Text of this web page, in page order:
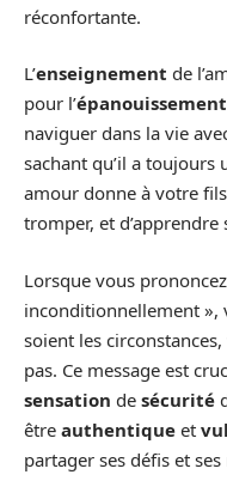
réconfortante.
L’enseignement de
pour l’épanouissement
naviguer dans la vie
sachant qu’il a toujours
amour donne à votre
tromper, et
Lorsque vous prononcez
inconditionnellement »,
soient les
pas. Ce message est
sensation de sécurité
être authentique et
partager ses défis et